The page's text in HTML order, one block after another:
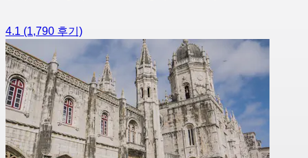
4.1 (1,790 후기)